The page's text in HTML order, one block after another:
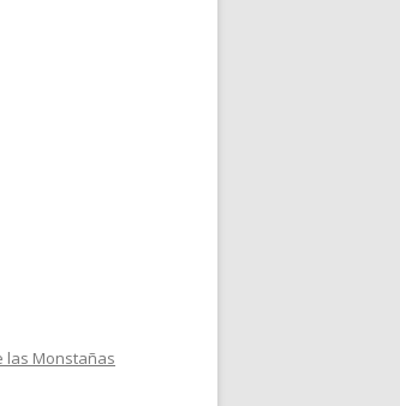
las Monstañas